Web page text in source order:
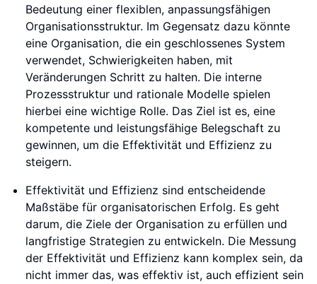
Bedeutung einer flexiblen, anpassungsfähigen
Organisationsstruktur. Im Gegensatz dazu könnte
eine Organisation, die ein geschlossenes System
verwendet, Schwierigkeiten haben, mit
Veränderungen Schritt zu halten. Die interne
Prozessstruktur und rationale Modelle spielen
hierbei eine wichtige Rolle. Das Ziel ist es, eine
kompetente und leistungsfähige Belegschaft zu
gewinnen, um die Effektivität und Effizienz zu
steigern.
Effektivität und Effizienz sind entscheidende
Maßstäbe für organisatorischen Erfolg. Es geht
darum, die Ziele der Organisation zu erfüllen und
langfristige Strategien zu entwickeln. Die Messung
der Effektivität und Effizienz kann komplex sein, da
nicht immer das, was effektiv ist, auch effizient sein